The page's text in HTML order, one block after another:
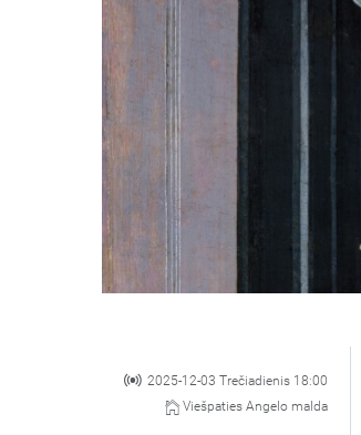
2025-12-03 Trečiadienis 18:00
Viešpaties Angelo malda